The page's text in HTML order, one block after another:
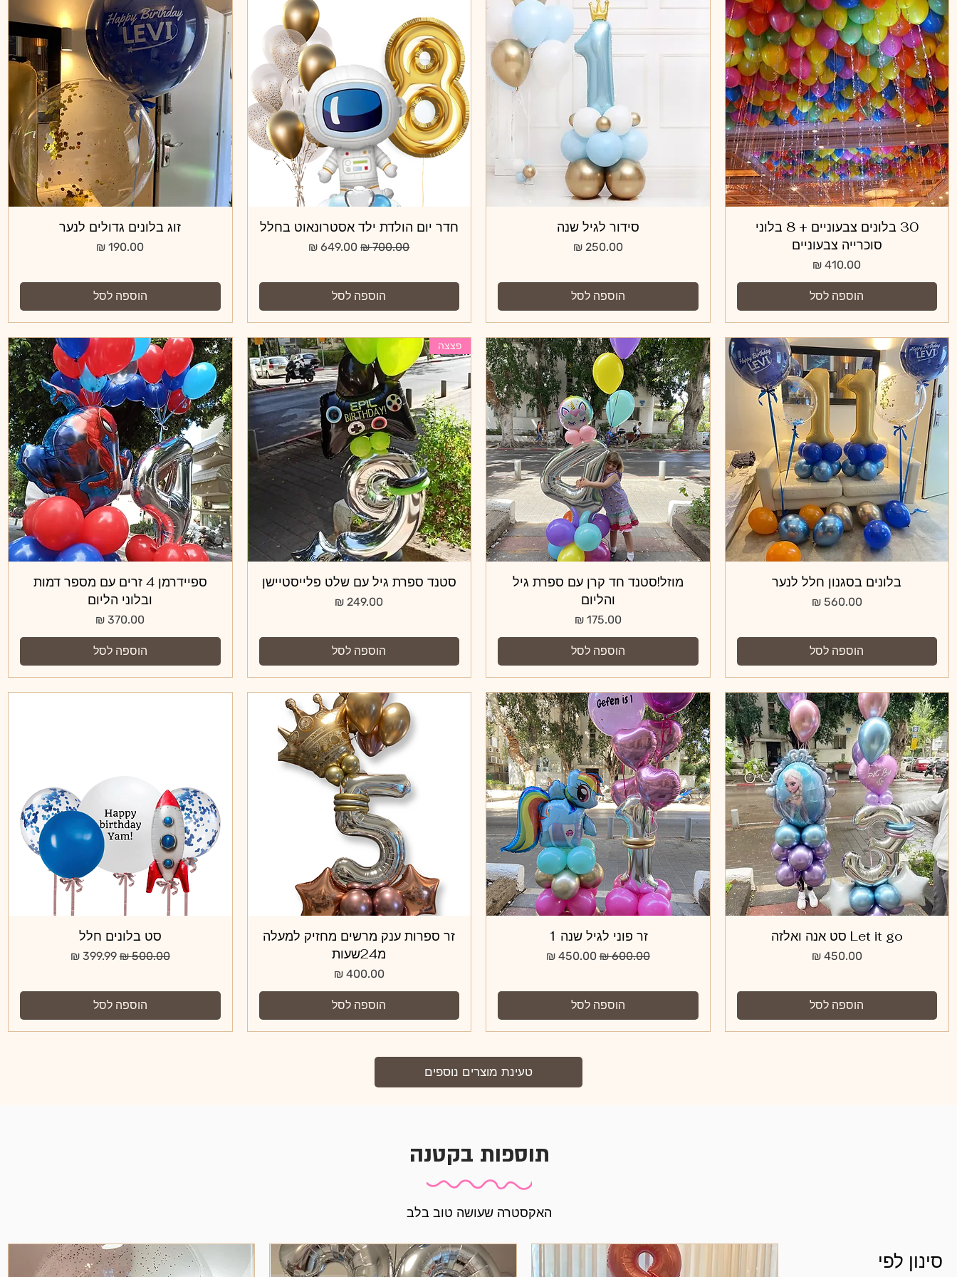
תצוגה מהירה
30 בלונים צבעוניים + 8 בלוני
סוכרייה צבעוניים
מחיר
הוספה לסל
תצוגה מהירה
סידור לגיל שנה
מחיר‏250.00 ‏₪
הוספה לסל
תצוגה מהירה
חדר יום הולדת ילד אסטרונאוט בחלל
מחיר רגיל‏700.00 ‏₪ מחיר מבצע
הוספה לסל
תצוגה מהירה
זוג בלונים גדולים לנער
מחיר
הוספה לסל
תצוגה מהירה
בלונים בסגנון חלל לנער
מחיר‏560.00 ‏₪
הוספה לסל
תצוגה מהירה
מוזל!סטנד חד קרן עם ספרת גיל
והליום
מחיר‏175.00 ‏₪
הוספה לסל
תצוגה מהירה
פצצה
סטנד ספרת גיל עם שלט פלייסטיישן
מחיר
הוספה לסל
תצוגה מהירה
ספיידרמן 4 זרים עם מספר דמות
ובלוני הליום
מחיר
הוספה לסל
תצוגה מהירהLet it go סט אנה ואלזה
מחיר‏450.00 ‏₪
הוספה לסל
תצוגה מהירה
זר פוני לגיל שנה 1
מחיר רגיל‏600.00 ‏₪ מחיר מבצע‏450.00 ‏₪
הוספה לסל
תצוגה מהירה
זר ספרות ענק מרשים מחזיק למעלה
מ24שעות
מחיר‏400.00 ‏₪
הוספה לסל
תצוגה מהירה
סט בלונים חלל
מחיר רגיל‏500.00 ‏₪ מחיר מבצע‏399.99 ‏₪
הוספה לסל
טעינת מוצרים נוספים
תוספות בקטנה
האקסטרה שעושה טוב בלב
סינון לפי